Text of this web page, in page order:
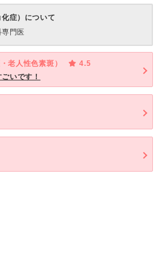
症）について
門医
老人性色素斑）
4.5
いです！